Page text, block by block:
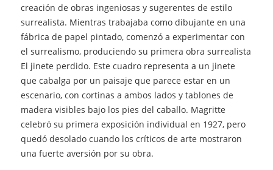
creación de obras ingeniosas y sugerentes de estilo
surrealista. Mientras trabajaba como dibujante en una
fábrica de papel pintado, comenzó a experimentar con
el surrealismo, produciendo su primera obra surrealista
El jinete perdido. Este cuadro representa a un jinete
que cabalga por un paisaje que parece estar en un
escenario, con cortinas a ambos lados y tablones de
madera visibles bajo los pies del caballo. Magritte
celebró su primera exposición individual en 1927, pero
quedó desolado cuando los críticos de arte mostraron
una fuerte aversión por su obra.